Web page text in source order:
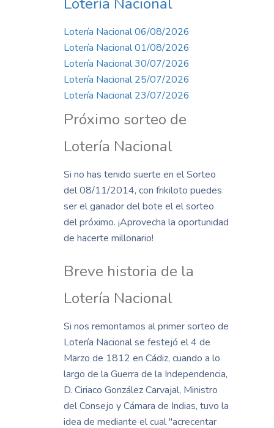
Lotería Nacional 06/08/2026
Lotería Nacional 01/08/2026
Lotería Nacional 30/07/2026
Lotería Nacional 25/07/2026
Lotería Nacional 23/07/2026
Próximo sorteo de
Lotería Nacional
Si no has tenido suerte en el Sorteo
del 08/11/2014, con frikiloto puedes
ser el ganador del bote el el sorteo
del próximo. ¡Aprovecha la oportunidad
de hacerte millonario!
Breve historia de la
Lotería Nacional
Si nos remontamos al primer sorteo de
Lotería Nacional se festejó el 4 de
Marzo de 1812 en Cádiz, cuando a lo
largo de la Guerra de la Independencia,
D. Ciriaco González Carvajal, Ministro
del Consejo y Cámara de Indias, tuvo la
idea de mediante el cual "acrecentar